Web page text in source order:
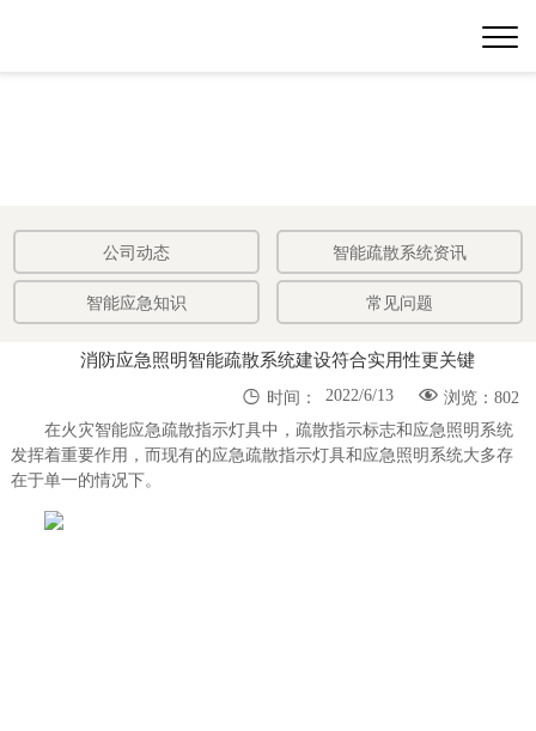
公司动态 智能疏散系统资讯
智能应急知识 常见问题
消防应急照明智能疏散系统建设符合实用性更关键
 浏览：802
 时间：
2022/6/13
在火灾智能应急疏散指示灯具中，疏散指示标志和应急照明系统
发挥着重要作用，而现有的应急疏散指示灯具和应急照明系统大多存
在于单一的情况下。